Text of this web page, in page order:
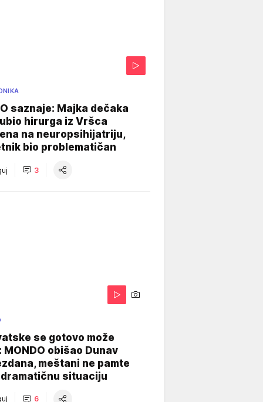
saznaje: Majka dečaka
hirurga iz Vršca
na neuropsihijatriju,
bio problematičan
3
se gotovo može
MONDO obišao Dunav
meštani ne pamte
situaciju
6